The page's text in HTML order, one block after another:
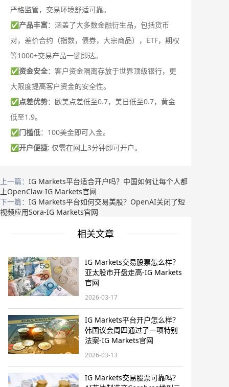
严格监管，交易环境舒适可靠。
✅产品丰富：涵盖了大多数金融衍生品，包括货币
对，差价合约（指数，债券，大宗商品），ETF，期权
等1000+交易产品一键即达。
✅资金安全：客户资金隔离存放于世界顶级银行，更
大限度提高客户资金的安全性。
✅点差优势：欧美点差低至0.7，美日低至0.7，黄金
低至1.9。
✅门槛低：100美金即可入金。
✅开户便捷: 仅需在网上3分钟即可开户。
上一篇： IG Markets平台适合开户吗？中国如何让每个人都
上OpenClaw-IG Markets官网
下一篇： IG Markets平台如何交易美股？OpenAI关闭了短
视频应用Sora-IG Markets官网
相关文章
IG Markets交易股票怎么样？
亚太股市开盘走高-IG Markets
官网
2026-03-17
IG Markets平台开户怎么样？
韩国议会周四通过了一项特别
法案-IG Markets官网
2026-03-13
IG Markets交易股票可靠吗？